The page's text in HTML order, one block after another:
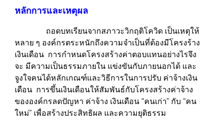
หลักการและเหตุผล
ถอดบทเรียนจากสภาวะวิกฤติโควิด เป็นเหตุให้
หลาย ๆ องค์กรตระหนักถึงความจำเป็นที่ต้องมีโครงร้าง
เงินเดือน การกำหนดโครงสร้างค่าตอบแทนอย่างไรจึง
จะ มีความเป็นธรรมภายใน แข่งขันกับภายนอกได้ และ
จูงใจคนได้หลักเกณฑ์และวิธีการในการปรับ ค่าจ้างเงิน
เดือน การขึ้นเงินเดือนให้สัมพันธ์กับโครงสร้างค่าจ้าง
ขององค์กรลดปัญหา ค่าจ้าง เงินเดือน “คนเก่า” กับ “คน
ใหม่” เพื่อสร้างประสิทธิผล และความยุติธรรม